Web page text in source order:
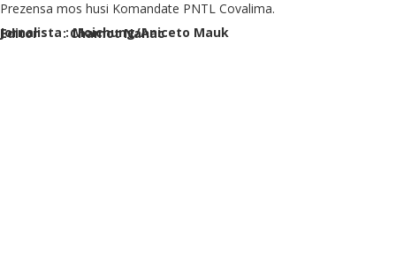
Prezensa mos husi Komandate PNTL Covalima.
Jornalista : Moichung/Aniceto Mauk
Editor : Chamot Nahac